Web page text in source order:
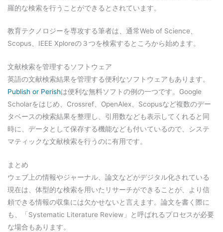
羅的な検索を行うことができるとされています。
教育テクノロジーを専攻する筆者は、通常Web of Science、
Scopus、IEEE Xploreの３つを検索するところから始めます。
文献検索を管理するソフトウェア
英語の文献検索結果を管理する便利なソフトウェアもあります。
Publish or Perishは便利な無料ソフトの例の一つです。Google
Scholarをはじめ、Crossref、OpenAlex、Scopusなど複数のデー
タベースの検索結果を整理し、引用数なども表示してくれると同
時に、データとして保存する機能なども付いているので、システ
マティックな文献検索を行うのに有用です。
まとめ
ウェブ上の情報やジャーナル、論文などがデジタル化されている
現在は、体型的な検索を用いたリサーチができることが、より信
頼できる情報の収集には欠かせないと言えます。論文を書く際に
も、「Systematic Literature Review」と呼ばれるプロセスが必要
な場合もあります。